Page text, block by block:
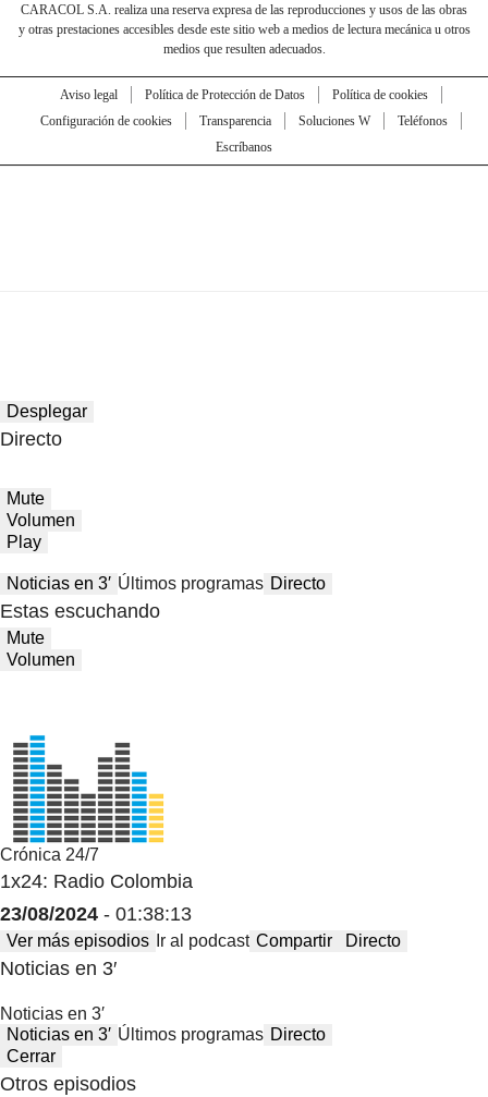
CARACOL S.A. realiza una reserva expresa de las reproducciones y usos de las obras
y otras prestaciones accesibles desde este sitio web a medios de lectura mecánica u otros
medios que resulten adecuados.
Aviso legal Política de Protección de Datos
Política de cookies
Configuración de cookies
Transparencia Soluciones W
Teléfonos
Escríbanos
Desplegar
Directo
Mute
Volumen
Play
Noticias en 3′ Últimos programas Directo
Estas escuchando
Mute
Volumen
Crónica 24/7
1x24: Radio Colombia
23/08/2024 - 01:38:13
Ver más episodios Ir al podcast Compartir Directo
Noticias en 3′
Noticias en 3′
Noticias en 3′ Últimos programas Directo
Cerrar
Otros episodios